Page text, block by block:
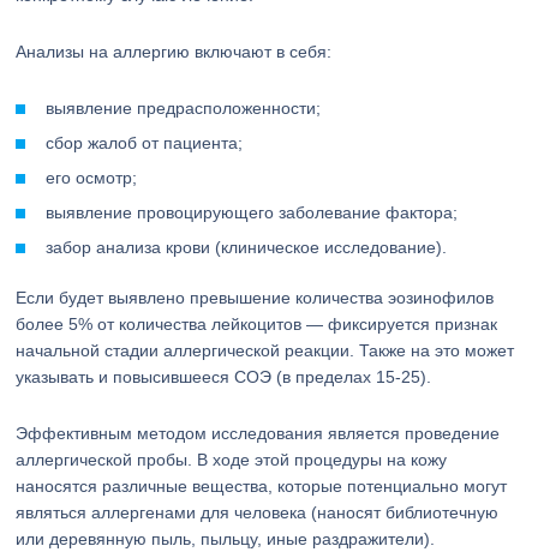
Анализы на аллергию включают в себя:
выявление предрасположенности;
сбор жалоб от пациента;
его осмотр;
выявление провоцирующего заболевание фактора;
забор анализа крови (клиническое исследование).
Если будет выявлено превышение количества эозинофилов
более 5% от количества лейкоцитов — фиксируется признак
начальной стадии аллергической реакции. Также на это может
указывать и повысившееся СОЭ (в пределах 15-25).
Эффективным методом исследования является проведение
аллергической пробы. В ходе этой процедуры на кожу
наносятся различные вещества, которые потенциально могут
являться аллергенами для человека (наносят библиотечную
или деревянную пыль, пыльцу, иные раздражители).